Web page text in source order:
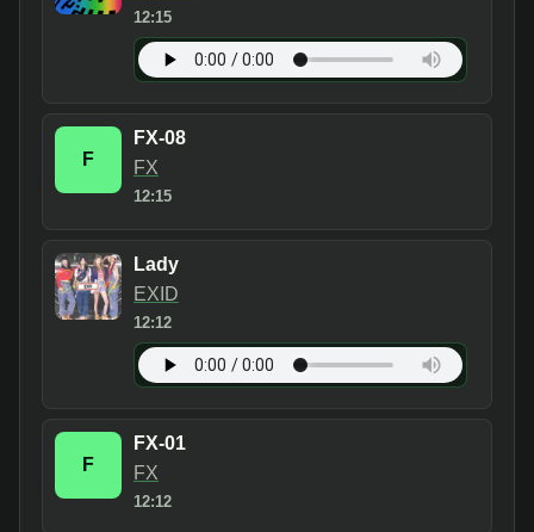
12:15
F
FX-08
FX
12:15
Lady
EXID
12:12
F
FX-01
FX
12:12